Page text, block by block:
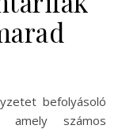
amely számos